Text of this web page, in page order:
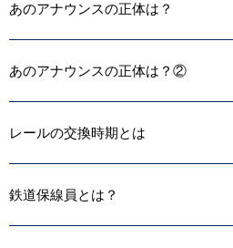
あのアナウンスの正体は？
あのアナウンスの正体は？②
レールの交換時期とは
鉄道保線員とは？